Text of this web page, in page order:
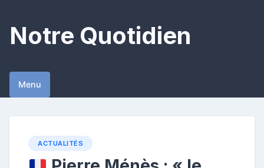
content
Notre Quotidien
Menu
ACTUALITÉS